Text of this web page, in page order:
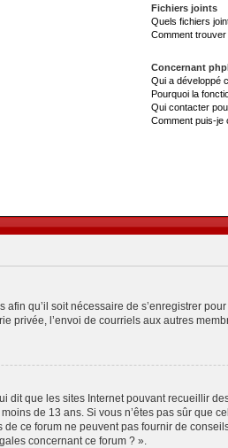
Fichiers joints
Quels fichiers
Comment
Concernant
Qui a développé
Pourquoi la
Qui contacter
Comment puis-je
qu’il soit nécessaire de s’enregistrer
l’envoi de courriels aux autres
dit que les sites Internet pouvant recueillir
de 13 ans. Si vous n’êtes pas sûr que
ce forum ne peuvent pas fournir de
concernant ce forum ? ».